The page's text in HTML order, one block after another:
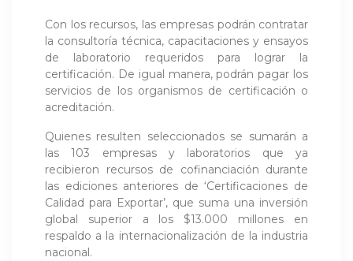
Con los recursos, las empresas podrán contratar
la consultoría técnica, capacitaciones y ensayos
de laboratorio requeridos para lograr la
certificación. De igual manera, podrán pagar los
servicios de los organismos de certificación o
acreditación.
Quienes resulten seleccionados se sumarán a
las 103 empresas y laboratorios que ya
recibieron recursos de cofinanciación durante
las ediciones anteriores de ‘Certificaciones de
Calidad para Exportar’, que suma una inversión
global superior a los $13.000 millones en
respaldo a la internacionalización de la industria
nacional.